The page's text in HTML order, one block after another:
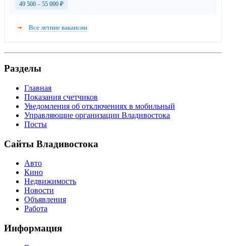
49 500 – 55 000 ₽
Все летние вакансии
Разделы
Главная
Показания счетчиков
Уведомления об отключениях в мобильный
Управляющие организации Владивостока
Посты
Сайты Владивостока
Авто
Кино
Недвижимость
Новости
Объявления
Работа
Информация